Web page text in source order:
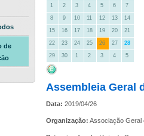
de
1 2 3 4 5 6 7
8 9 10 11 12 13 14
15 16 17 18 19 20 21
22 23 24 25 26 27 28
29 30 1 2 3 4 5
Assembleia Geral
Data: 2019/04/26
Organização: Associação Geral